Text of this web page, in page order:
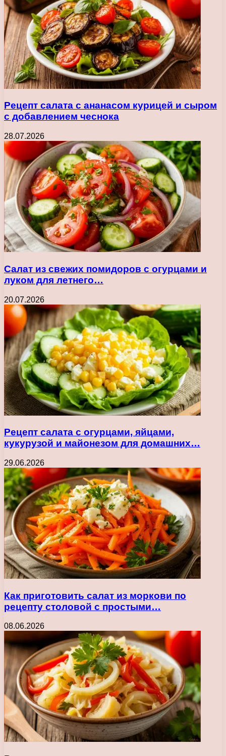
Рецепт салата с ананасом курицей и сыром
с добавлением чеснока
28.07.2026
Салат из свежих помидоров с огурцами и
луком для летнего…
20.07.2026
Рецепт салата с огурцами, яйцами,
кукурузой и майонезом для домашних…
29.06.2026
Как приготовить салат из моркови по
рецепту столовой с простыми…
08.06.2026